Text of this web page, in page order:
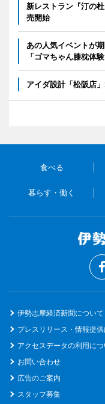
新レストラン『汀の
売開始
あの人気イベントが
「ゴマちゃん膝枕体
アイダ設計「松阪店
食べる
暮らす・働く
伊勢志摩経済新聞について
プレスリリース・情報提
アクセスデータの利用につ
お問い合わせ
広告のご案内
スタッフ募集